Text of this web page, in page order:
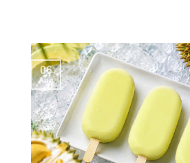
06
Aug